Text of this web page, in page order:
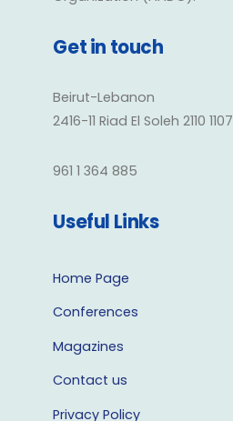
Get in touch
Beirut-Lebanon
2416-11 Riad El Soleh 2110 1107
961 1 364 885
Useful Links
Home Page
Conferences
Magazines
Contact us
Privacy Policy